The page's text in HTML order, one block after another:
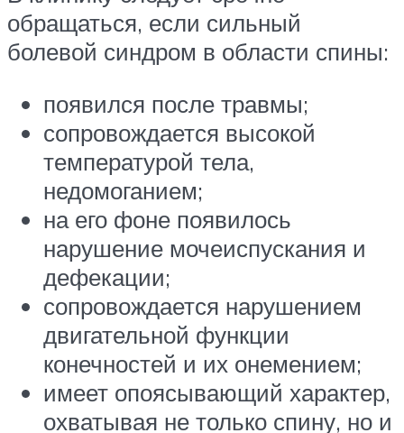
обращаться, если сильный
болевой синдром в области спины:
появился после травмы;
сопровождается высокой
температурой тела,
недомоганием;
на его фоне появилось
нарушение мочеиспускания и
дефекации;
сопровождается нарушением
двигательной функции
конечностей и их онемением;
имеет опоясывающий характер,
охватывая не только спину, но и